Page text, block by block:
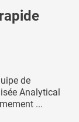
de
Analytical
...